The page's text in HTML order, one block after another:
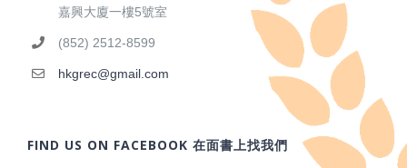
嘉興大廈一樓5號室
(852) 2512-8599
hkgrec@gmail.com
FIND US ON FACEBOOK 在面書上找我們